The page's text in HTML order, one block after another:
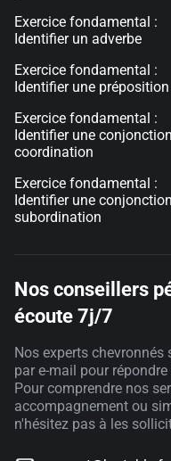
Exercice fondamental :
Identifier un adverbe
Exercice fondamental :
Identifier une préposition
Exercice fondamental :
Identifier une
coordination
Exercice fondamental :
Identifier une
subordination
Nos conseillers
écoute 7j/7
Nos experts
par e-mail pour
Pour comprendre nos
accompagnement ou
n'hésitez pas à les